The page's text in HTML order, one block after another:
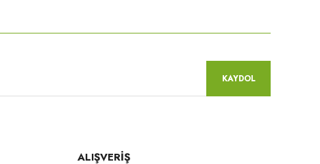
KAYDOL
ALIŞVERİŞ